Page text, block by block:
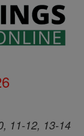
11-12, 13-14